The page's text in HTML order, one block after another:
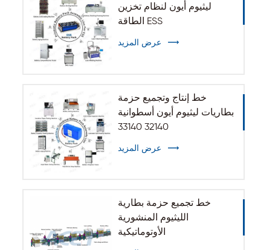
ليثيوم أيون لنظام تخزين
الطاقة ESS
عرض المزيد
خط إنتاج وتجميع حزمة
بطاريات ليثيوم أيون أسطوانية
32140 33140
عرض المزيد
خط تجميع حزمة بطارية
الليثيوم المنشورية
الأوتوماتيكية